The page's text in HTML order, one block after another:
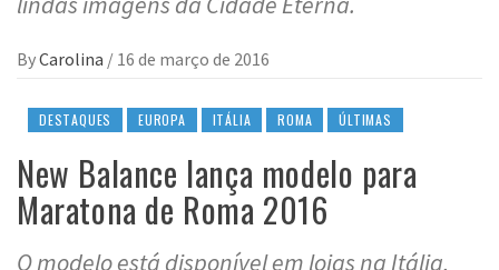
ByCarolina / 16 de março de 2016
DESTAQUES EUROPA ITÁLIA ROMA ÚLTIMAS
New Balance lança modelo para
Maratona de Roma 2016
O modelo está disponível em lojas na Itália,